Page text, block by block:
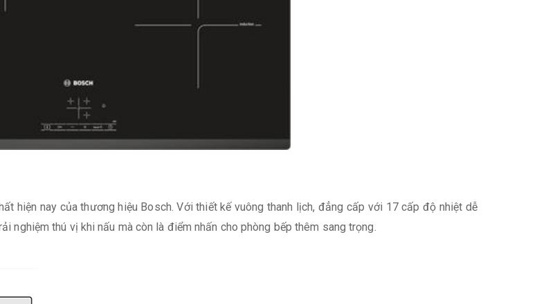
hiện nay của thương hiệu Bosch. Với thiết kế vuông thanh lịch, đẳng cấp với 17 cấp độ nhiệt dễ
nghiệm thú vị khi nấu mà còn là điểm nhấn cho phòng bếp thêm sang trọng.